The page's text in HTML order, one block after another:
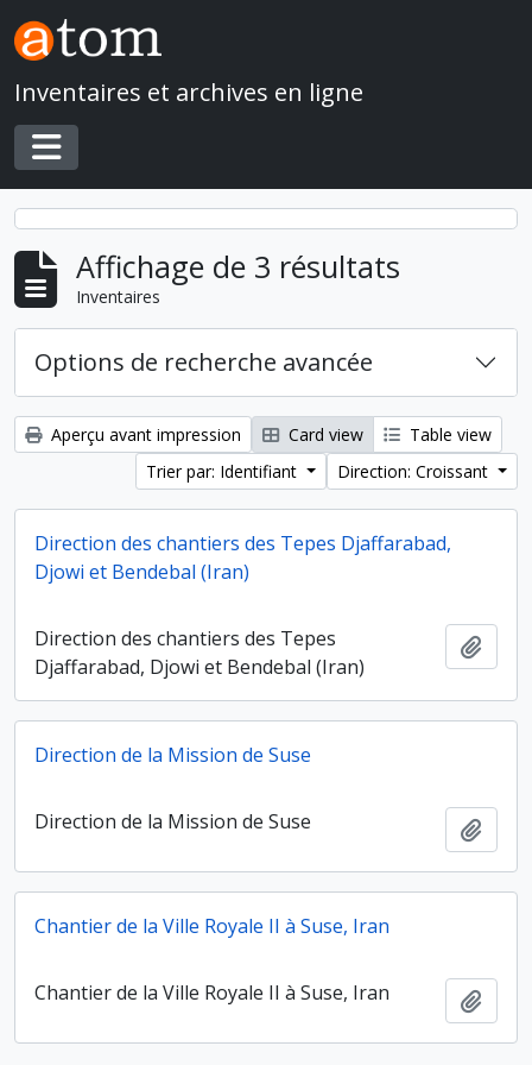
Skip to main content
Inventaires et archives en ligne
Toggle navigation
Affichage de 3 résultats
Inventaires
Options de recherche avancée
Aperçu avant impression Card view
Table view
Trier par: Identifiant
Direction: Croissant
Direction des chantiers des Tepes Djaffarabad,
Djowi et Bendebal (Iran)
Direction des chantiers des Tepes
Djaffarabad, Djowi et Bendebal (Iran)
Direction de la Mission de Suse
Direction de la Mission de Suse
Chantier de la Ville Royale II à Suse, Iran
Chantier de la Ville Royale II à Suse, Iran